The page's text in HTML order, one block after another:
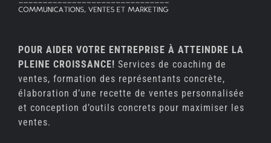
POUR AIDER VOTRE ENTREPRISE À ATTEINDRE LA
PLEINE CROISSANCE! Services de coaching de
ventes, formation des représentants concrète,
élaboration d’une recette de ventes personnalisée
et conception d’outils concrets pour maximiser les
ventes.